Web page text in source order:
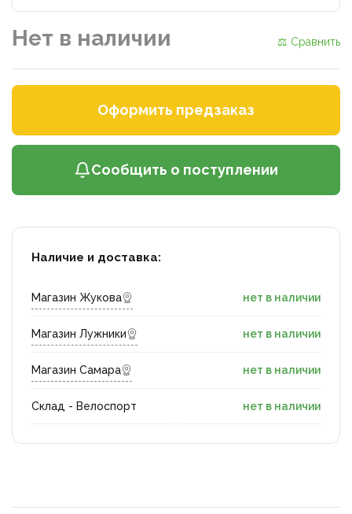
Нет в наличии ⚖ Сравнить
Оформить предзаказ
Сообщить о поступлении
Наличие и доставка:
Магазин Жукова нет в наличии
Магазин Лужники нет в наличии
Магазин Самара нет в наличии
Склад - Велоспорт нет в наличии